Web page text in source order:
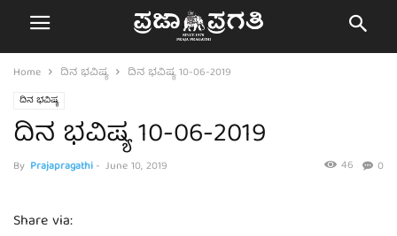
Home ದಿನ ಭವಿಷ್ಯ ದಿನ ಭವಿಷ್ಯ 10-06-2019
ದಿನ ಭವಿಷ್ಯ
ದಿನ ಭವಿಷ್ಯ 10-06-2019
By Prajapragathi- June 10, 2019 0
46
Share via: